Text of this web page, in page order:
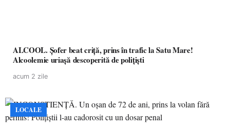
ALCOOL. Șofer beat criță, prins în trafic la Satu Mare!
Alcoolemie uriașă descoperită de polițiști
acum 2 zile
LOCALE